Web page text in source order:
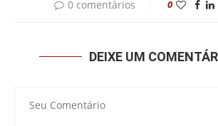
0 comentários 0
DEIXE UM